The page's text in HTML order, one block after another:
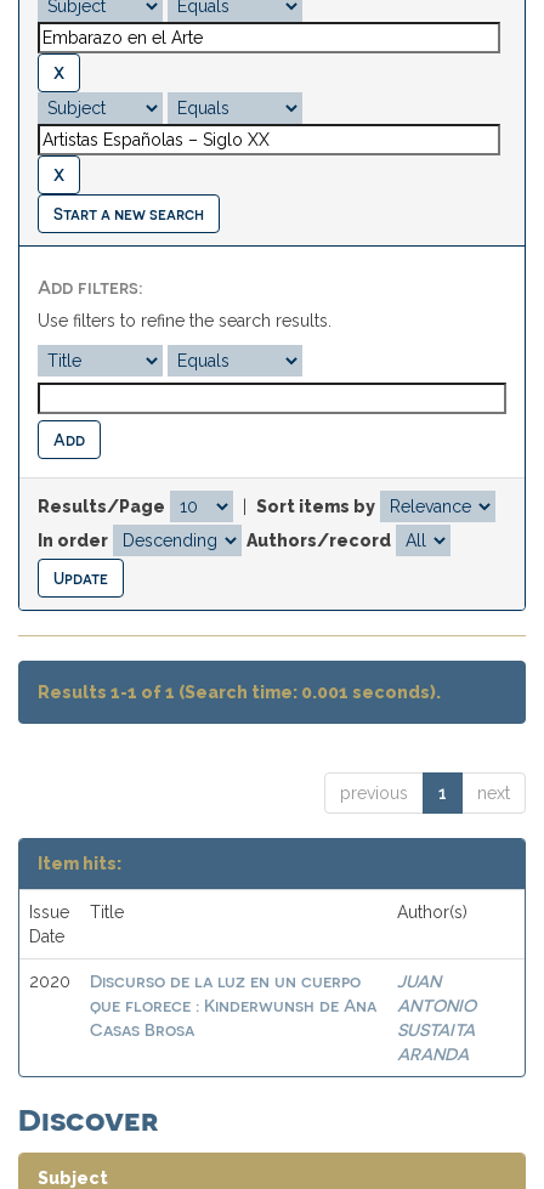
Start a new search
Add filters:
Use filters to refine the search results.
Results/Page
Sort items by
In order
Authors/record
Results 1-1 of 1 (Search time: 0.001 seconds).
previous 1 next
Item hits:
Issue
Date
Title Author(s)
2020
Discurso de la luz en un cuerpo
que florece : Kinderwunsh de Ana
Casas Brosa
JUAN
ANTONIO
SUSTAITA
ARANDA
Discover
Subject